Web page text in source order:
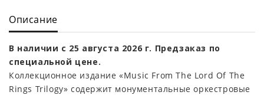
Описание
В наличии с 25 августа 2026 г. Предзаказ по
специальной цене.
Коллекционное издание «Music From The Lord Of The
Rings Trilogy» содержит монументальные оркестровые